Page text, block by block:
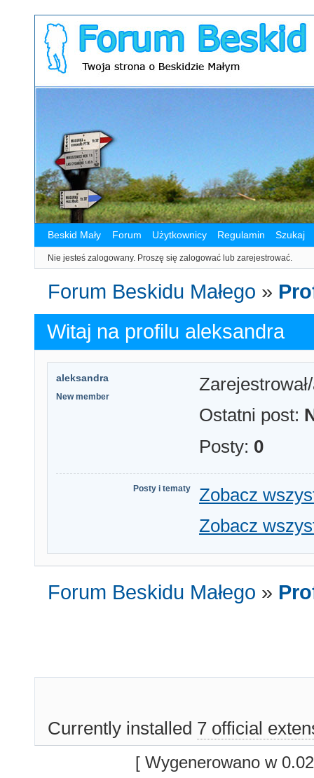
Beskid Mały Forum Użytkownicy Regulamin Szukaj
Nie jesteś zalogowany. Proszę się zalogować lub zarejestrować.
Forum Beskidu Małego »
Witaj na profilu aleksandra
aleksandra
New member
Ostatni post:
Posty: 0
Posty i tematy
Zobacz
Zobacz
Forum Beskidu Małego »
Currently installed 7 official
[ Wygenerowano w